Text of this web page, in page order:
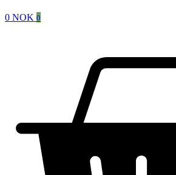
0 NOK 0